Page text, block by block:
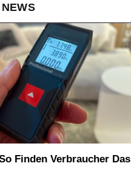
Finden Verbraucher Das